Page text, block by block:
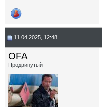
11.04.2025, 12:48
OFA
Продвинутый